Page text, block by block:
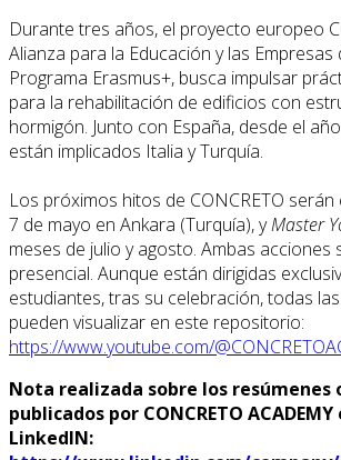
Durante tres años, el proyecto europeo
Alianza para la Educación y las Empresas
Programa Erasmus+, busca impulsar
para la rehabilitación de edificios con
hormigón. Junto con España, desde el
están implicados Italia y Turquía.
Los próximos hitos de CONCRETO
7 de mayo en Ankara (Turquía), yMaster
meses de julio y agosto. Ambas
presencial. Aunque están dirigidas
estudiantes, tras su celebración, todas
pueden visualizar en este repositorio:
https://www.youtube.com/
Nota realizada sobre los resúmenes
publicados por CONCRETO
LinkedIN: